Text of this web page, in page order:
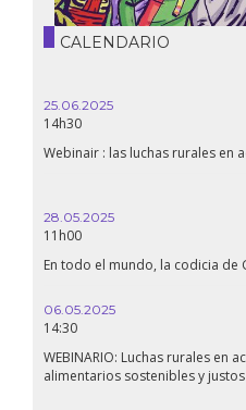
CALENDARIO
25.06.2025
14h30
Webinair : las luchas rurales en
28.05.2025
11h00
En todo el mundo, la codicia de
06.05.2025
14:30
WEBINARIO: Luchas rurales en
alimentarios sostenibles y justos